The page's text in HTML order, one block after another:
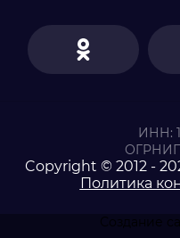
ИНН:
Copyright © 2012 -
Политика
Создание